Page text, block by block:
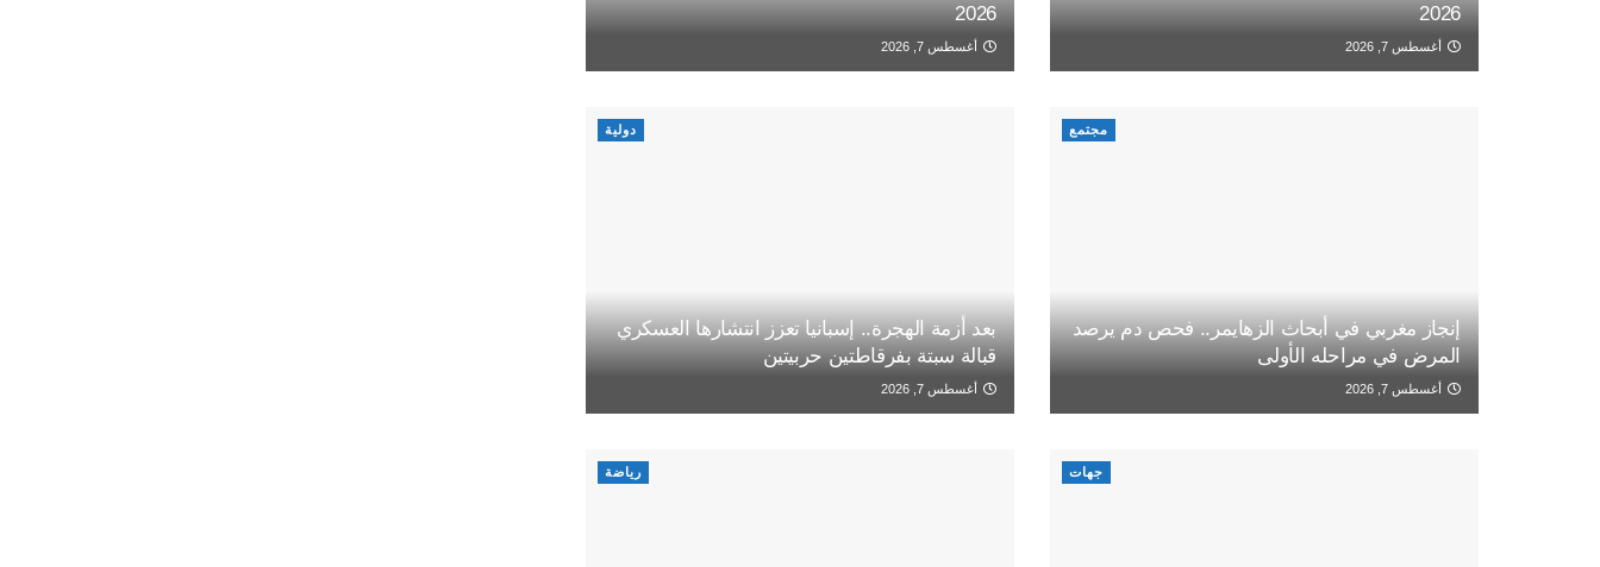
2026
أغسطس 7, 2026
2026
أغسطس 7, 2026
مجتمع
إنجاز مغربي في أبحاث الزهايمر.. فحص دم يرصد
المرض في مراحله الأولى
أغسطس 7, 2026
دولية
بعد أزمة الهجرة.. إسبانيا تعزز انتشارها العسكري
قبالة سبتة بفرقاطتين حربيتين
أغسطس 7, 2026
جهات رياضة